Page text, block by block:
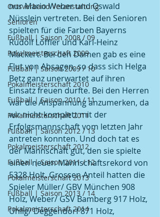
Ortsverband Veranstaltung
Senioren
Fußball | Saison 2008 / 09
Pokalmeisterschaft 2009
Fußball | Saison 2009 / 10
Pokalmeisterschaft 2010
Fußball | Saison 2010 / 11
Pokalmeisterschaft 2011
Fußball | Saison 2012 / 13
Pokalmeisterschaft 2012
Fußball | Saison 2011 / 12
Pokalmeisterschaft 2013
Fußball | Saison 2013 / 14
Pokalmeisterschaft 2014
nur Mario Weber und Oswald
Nüsslein vertreten. Bei den Senioren
spielten für die Farben Bayerns
Rudolf Löffler und Karl-Heinz
Mackert. Bei den Damen gab es eine
Flut von Absagen, so dass sich Helga
Betz ganz unerwartet auf ihren
Einsatz freuen durfte. Bei den Herren
war die Anspannung anzumerken, da
wir nicht komplett mit der
Erfolgsmannschaft vom letzten Jahr
antreten konnten. Und doch tat es
der Mannschaft gut, den sie spielte
einen neuen Mannschaftsrekord von
5328 Holt. Grossen Anteil hatten die
Spieler Müller/ GBV München 908
Holz, Weber/ GSV Bamberg 917 Holz,
Uhlig/ Deggendorf 871 Holz,